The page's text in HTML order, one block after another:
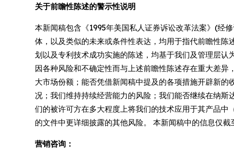
关于前瞻性陈述的警示性说明
本新闻稿包含《1995年美国私人证券诉讼改革法案》(经
体，以及类似的未来或条件性表达，均用于指代前瞻性
划以及专利技术成功实施的陈述，均基于我们及管理层
因各种风险和不确定性而与上述前瞻性陈述存在重大差
大市场份额；能否凭借新闻稿中提及的各项措施开辟新
况；我们维持持续经营能力的风险；我们能否继续在纳
们的被许可方在多大程度上将我们的技术应用于其产品
的文件中更详细披露的其他风险。 本新闻稿中的信息仅
营销咨询：